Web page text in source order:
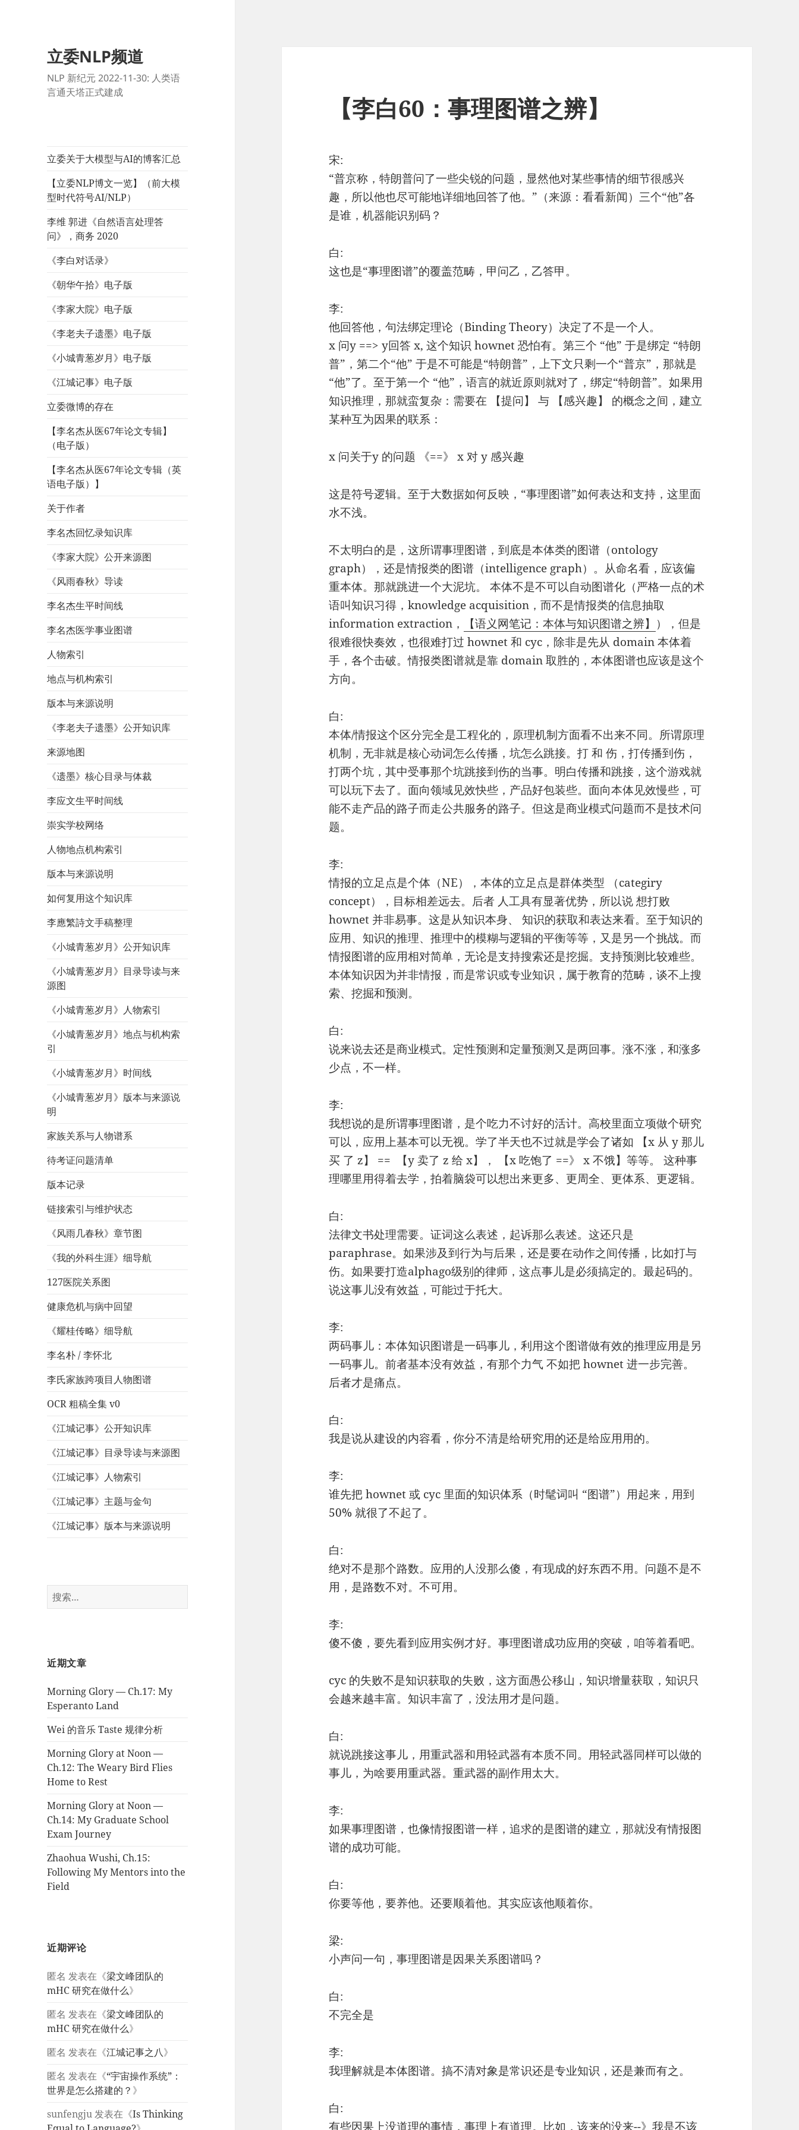
立委NLP频道
NLP 新纪元 2022-11-30: 人类语
言通天塔正式建成
立委关于大模型与AI的博客汇总
【立委NLP博文一览】（前大模
型时代符号AI/NLP）
李维 郭进《自然语言处理答
问》，商务 2020
《李白对话录》
《朝华午拾》电子版
《李家大院》电子版
《李老夫子遗墨》电子版
《小城青葱岁月》电子版
《江城记事》电子版
立委微博的存在
【李名杰从医67年论文专辑】
（电子版）
【李名杰从医67年论文专辑（英
语电子版）】
关于作者
李名杰回忆录知识库
《李家大院》公开来源图
《风雨春秋》导读
李名杰生平时间线
李名杰医学事业图谱
人物索引
地点与机构索引
版本与来源说明
《李老夫子遗墨》公开知识库
来源地图
《遗墨》核心目录与体裁
李应文生平时间线
崇实学校网络
人物地点机构索引
版本与来源说明
如何复用这个知识库
李應繁詩文手稿整理
《小城青葱岁月》公开知识库
《小城青葱岁月》目录导读与来
源图
《小城青葱岁月》人物索引
《小城青葱岁月》地点与机构索
引
《小城青葱岁月》时间线
《小城青葱岁月》版本与来源说
明
家族关系与人物谱系
待考证问题清单
版本记录
链接索引与维护状态
《风雨几春秋》章节图
《我的外科生涯》细导航
127医院关系图
健康危机与病中回望
《耀桂传略》细导航
李名朴 / 李怀北
李氏家族跨项目人物图谱
OCR 粗稿全集 v0
《江城记事》公开知识库
《江城记事》目录导读与来源图
《江城记事》人物索引
《江城记事》主题与金句
《江城记事》版本与来源说明
搜
索：
近期文章
Morning Glory — Ch.17: My
Esperanto Land
Wei 的音乐 Taste 规律分析
Morning Glory at Noon —
Ch.12: The Weary Bird Flies
Home to Rest
Morning Glory at Noon —
Ch.14: My Graduate School
Exam Journey
Zhaohua Wushi, Ch.15:
Following My Mentors into the
Field
近期评论
匿名 发表在《梁文峰团队的
mHC 研究在做什么》
匿名 发表在《梁文峰团队的
mHC 研究在做什么》
匿名 发表在《江城记事之八》
匿名 发表在《“宇宙操作系统”：
世界是怎么搭建的？ 》
sunfengju发表在《Is Thinking
【李白60：事理图谱之辨】
宋:
“普京称，特朗普问了一些尖锐的问题，显然他对某些事情的细节很感兴
趣，所以他也尽可能地详细地回答了他。”（来源：看看新闻）三个“他”各
是谁，机器能识别码？
白:
这也是“事理图谱”的覆盖范畴，甲问乙，乙答甲。
李:
他回答他，句法绑定理论（Binding Theory）决定了不是一个人。
x 问y ==> y回答 x, 这个知识 hownet 恐怕有。第三个 “他” 于是绑定 “特朗
普”，第二个“他” 于是不可能是“特朗普”，上下文只剩一个“普京”，那就是
“他”了。至于第一个 “他”，语言的就近原则就对了，绑定“特朗普”。如果用
知识推理，那就蛮复杂：需要在 【提问】 与 【感兴趣】 的概念之间，建立
某种互为因果的联系：
x 问关于y 的问题 《==》 x 对 y 感兴趣
这是符号逻辑。至于大数据如何反映，“事理图谱”如何表达和支持，这里面
水不浅。
不太明白的是，这所谓事理图谱，到底是本体类的图谱（ontology
graph），还是情报类的图谱（intelligence graph）。从命名看，应该偏
重本体。那就跳进一个大泥坑。 本体不是不可以自动图谱化（严格一点的术
语叫知识习得，knowledge acquisition，而不是情报类的信息抽取
information extraction，
【语义网笔记：本体与知识图谱之辨】 ），但是
很难很快奏效，也很难打过 hownet 和 cyc，除非是先从 domain 本体着
手，各个击破。情报类图谱就是靠 domain 取胜的，本体图谱也应该是这个
方向。
白:
本体/情报这个区分完全是工程化的，原理机制方面看不出来不同。所谓原理
机制，无非就是核心动词怎么传播，坑怎么跳接。打 和 伤，打传播到伤，
打两个坑，其中受事那个坑跳接到伤的当事。明白传播和跳接，这个游戏就
可以玩下去了。面向领域见效快些，产品好包装些。面向本体见效慢些，可
能不走产品的路子而走公共服务的路子。但这是商业模式问题而不是技术问
题。
李:
情报的立足点是个体（NE），本体的立足点是群体类型 （categiry
concept），目标相差远去。后者 人工具有显著优势，所以说 想打败
hownet 并非易事。这是从知识本身、 知识的获取和表达来看。至于知识的
应用、知识的推理、推理中的模糊与逻辑的平衡等等，又是另一个挑战。而
情报图谱的应用相对简单，无论是支持搜索还是挖掘。支持预测比较难些。
本体知识因为并非情报，而是常识或专业知识，属于教育的范畴，谈不上搜
索、挖掘和预测。
白:
说来说去还是商业模式。定性预测和定量预测又是两回事。涨不涨，和涨多
少点，不一样。
李:
我想说的是所谓事理图谱，是个吃力不讨好的活计。高校里面立项做个研究
可以，应用上基本可以无视。学了半天也不过就是学会了诸如 【x 从 y 那儿
买 了 z】 == 【y 卖了 z 给 x】， 【x 吃饱了 ==》 x 不饿】等等。 这种事
理哪里用得着去学，拍着脑袋可以想出来更多、更周全、更体系、更逻辑。
白:
法律文书处理需要。证词这么表述，起诉那么表述。这还只是
paraphrase。如果涉及到行为与后果，还是要在动作之间传播，比如打与
伤。如果要打造alphago级别的律师，这点事儿是必须搞定的。最起码的。
说这事儿没有效益，可能过于托大。
李:
两码事儿：本体知识图谱是一码事儿，利用这个图谱做有效的推理应用是另
一码事儿。前者基本没有效益，有那个力气 不如把 hownet 进一步完善。
后者才是痛点。
白:
我是说从建设的内容看，你分不清是给研究用的还是给应用用的。
李:
谁先把 hownet 或 cyc 里面的知识体系（时髦词叫 “图谱”）用起来，用到
50% 就很了不起了。
白:
绝对不是那个路数。应用的人没那么傻，有现成的好东西不用。问题不是不
用，是路数不对。不可用。
李:
傻不傻，要先看到应用实例才好。事理图谱成功应用的突破，咱等着看吧。
cyc 的失败不是知识获取的失败，这方面愚公移山，知识增量获取，知识只
会越来越丰富。知识丰富了，没法用才是问题。
白:
就说跳接这事儿，用重武器和用轻武器有本质不同。用轻武器同样可以做的
事儿，为啥要用重武器。重武器的副作用太大。
李:
如果事理图谱，也像情报图谱一样，追求的是图谱的建立，那就没有情报图
谱的成功可能。
白:
你要等他，要养他。还要顺着他。其实应该他顺着你。
梁:
小声问一句，事理图谱是因果关系图谱吗？
白:
不完全是
李:
我理解就是本体图谱。搞不清对象是常识还是专业知识，还是兼而有之。
白:
有些因果上没道理的事情，事理上有道理。比如，该来的没来--》我是不该